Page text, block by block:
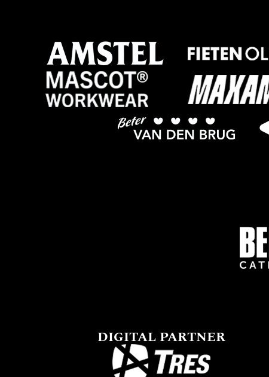
DIGITAL PARTNER